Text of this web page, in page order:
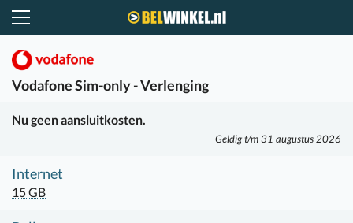
VodafoneSim-only - Verlenging
Nu geen aansluitkosten.
Geldig t/m 31 augustus 2026
Internet
15 GB